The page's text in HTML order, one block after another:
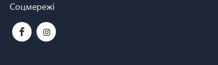
Соцмережі